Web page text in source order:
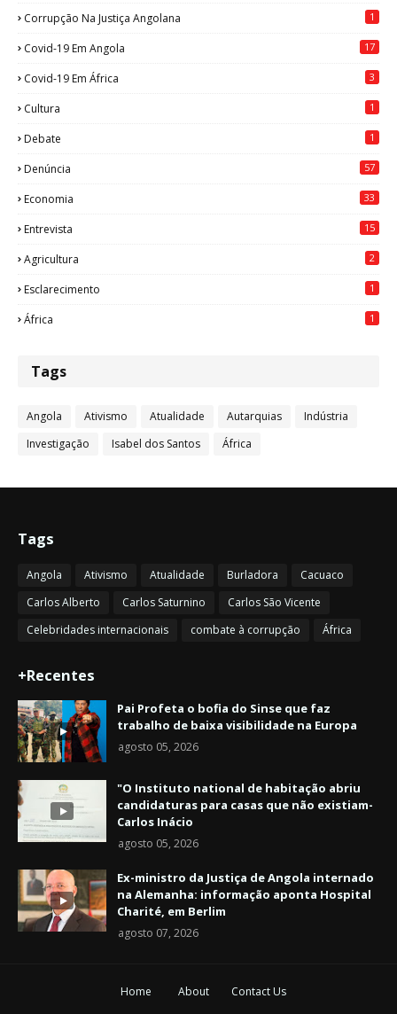
Corrupção Na Justiça Angolana 1
Covid-19 Em Angola 17
Covid-19 Em África 3
Cultura 1
Debate 1
Denúncia 57
Economia 33
Entrevista 15
Agricultura 2
Esclarecimento 1
África 1
Tags
Angola Ativismo Atualidade Autarquias
Indústria
Investigação
Isabel dos Santos África
Tags
Angola Ativismo Atualidade Burladora
Cacuaco
Carlos Alberto
Carlos Saturnino
Carlos São Vicente
Celebridades internacionais
combate à corrupção África
+Recentes
Pai Profeta o bofia do Sinse que faz
trabalho de baixa visibilidade na Europa
agosto 05, 2026
"O Instituto national de habitação abriu
candidaturas para casas que não existiam-
Carlos Inácio
agosto 05, 2026
Ex-ministro da Justiça de Angola internado
na Alemanha: informação aponta Hospital
Charité, em Berlim
agosto 07, 2026
Home About Contact Us